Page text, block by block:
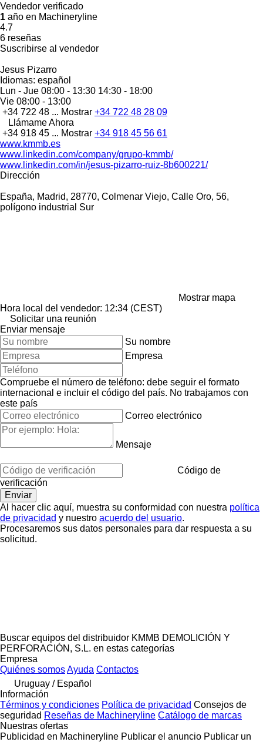
Vendedor verificado
1 año en Machineryline
4.7
6 reseñas
Suscribirse al vendedor
Jesus Pizarro
Idiomas: español
Lun - Jue 08:00 - 13:30 14:30 - 18:00
Vie 08:00 - 13:00
+34 722 48 ... Mostrar +34 722 48 28 09
Llámame Ahora
+34 918 45 ... Mostrar +34 918 45 56 61
www.kmmb.es
www.linkedin.com/company/grupo-kmmb/
www.linkedin.com/in/jesus-pizarro-ruiz-8b600221/
Dirección
España, Madrid, 28770, Colmenar Viejo, Calle Oro, 56,
polígono industrial Sur
Mostrar mapa
Hora local del vendedor: 12:34 (CEST)
Solicitar una reunión
Enviar mensaje
Su nombre
Empresa
Compruebe el número de teléfono: debe seguir el formato
internacional e incluir el código del país. No trabajamos con
este país
Correo electrónico
Mensaje
Código de
verificación
Al hacer clic aquí, muestra su conformidad con nuestra política
de privacidad y nuestro acuerdo del usuario.
Procesaremos sus datos personales para dar respuesta a su
solicitud.
Buscar equipos del distribuidor KMMB DEMOLICIÓN Y
PERFORACIÓN, S.L. en estas categorías
Empresa
Quiénes somosAyuda Contactos
Uruguay / Español
Información
Términos y condiciones Política de privacidad Consejos de
seguridad Reseñas de Machineryline Catálogo de marcas
Nuestras ofertas
Publicidad en Machineryline Publicar el anuncio Publicar un